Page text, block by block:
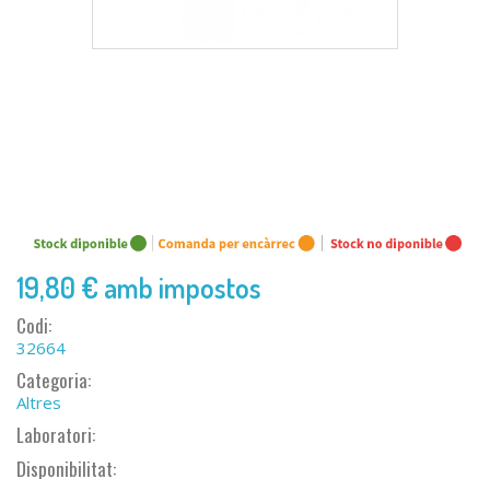
19,80 € amb impostos
Codi:
32664
Categoria:
Altres
Laboratori:
Disponibilitat: